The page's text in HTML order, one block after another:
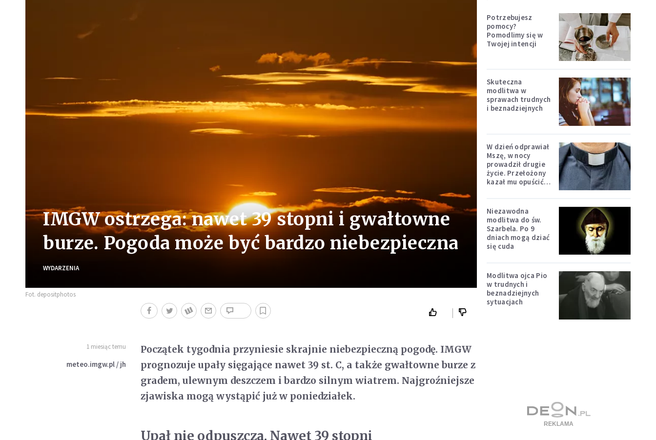
IMGW ostrzega: nawet 39 stopni i gwałtowne
burze. Pogoda może być bardzo niebezpieczna
WYDARZENIA
Fot. depositphotos
1 miesiąc temu
meteo.imgw.pl / jh
Początek tygodnia przyniesie skrajnie niebezpieczną pogodę. IMGW
prognozuje upały sięgające nawet 39 st. C, a także gwałtowne burze z
gradem, ulewnym deszczem i bardzo silnym wiatrem. Najgroźniejsze
zjawiska mogą wystąpić już w poniedziałek.
Upał nie odpuszcza. Nawet 39 stopni
Potrzebujesz
pomocy?
Pomodlimy się w
Twojej intencji
Skuteczna
modlitwa w
sprawach trudnych
i beznadziejnych
W dzień odprawiał
Mszę, w nocy
prowadził drugie
życie. Przełożony
kazał mu opuścić
Niezawodna
modlitwa do św.
Szarbela. Po 9
dniach mogą dziać
się cuda
Modlitwa ojca Pio
w trudnych i
beznadziejnych
sytuacjach